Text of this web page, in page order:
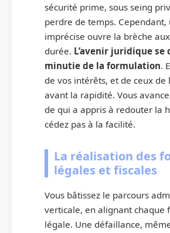
sécurité prime, sous seing
perdre de temps.
imprécise ouvre la brèche
durée. L’avenir juridique
minutie de la formulation.
de vos intérêts, et de ceux de
avant la rapidité. Vous
de qui a appris à redouter la
cédez pas à la facilité.
La réalisation des
légales et fiscales
Vous bâtissez le parcours
verticale, en alignant chaque
légale. Une défaillance,